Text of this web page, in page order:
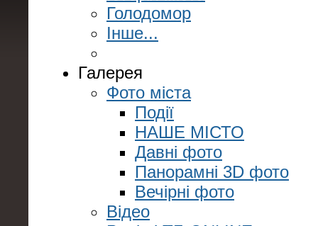
Голодомор
Інше...
Галерея
Фото міста
Події
НАШЕ МІСТО
Давні фото
Панорамні 3D фото
Вечірні фото
Відео